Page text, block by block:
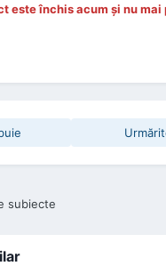
este închis acum şi nu mai
subiecte